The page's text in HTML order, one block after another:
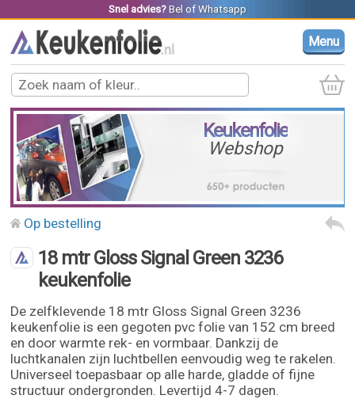
Snel advies? Belof Whatsapp
Menu
Keukenfolie
Webshop
Op bestelling
18 mtr Gloss Signal Green 3236
keukenfolie
De zelfklevende 18 mtr Gloss Signal Green 3236
keukenfolie is een gegoten pvc folie van 152 cm breed
en door warmte rek- en vormbaar. Dankzij de
luchtkanalen zijn luchtbellen eenvoudig weg te rakelen.
Universeel toepasbaar op alle harde, gladde of fijne
structuur ondergronden. Levertijd 4-7 dagen.